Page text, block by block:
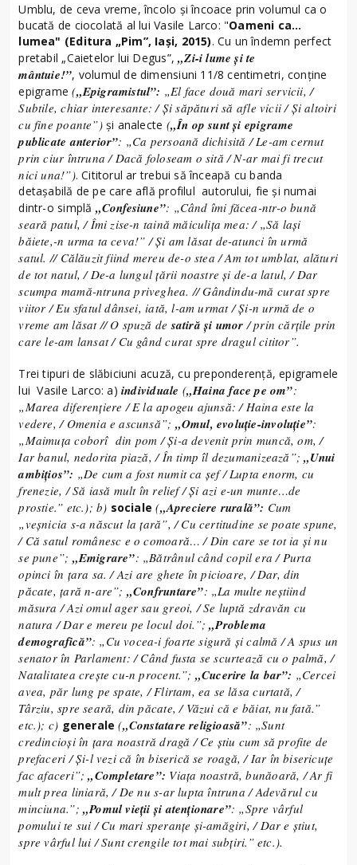
Umblu, de ceva vreme, încolo şi încoace prin volumul ca o
bucată de ciocolată al lui Vasile Larco: "Oameni ca…
lumea" (Editura „Pim”, Iaşi, 2015). Cu un îndemn perfect
pretabil „Caietelor lui Degus”,„Zi-i lume şi te
mântuie!”, volumul de dimensiuni 11/8 centimetri, conţine
epigrame(„Epigramistul”: „El face două mari servicii, /
Subtile, chiar interesante: / Şi săpături să afle vicii / Şi altoiri
cu fine poante”)şi analecte („În op sunt şi epigrame
publicate anterior”: „Ca persoană dichisită / Le-am cernut
prin ciur întruna / Dacă foloseam o sită / N-ar mai fi trecut
nici una!”). Cititorul ar trebui să înceapă cu banda
detaşabilă de pe care află profilul autorului, fie şi numai
dintr-o simplă „Confesiune”: „Când îmi făcea-ntr-o bună
seară patul, / Îmi zise-n taină măiculiţa mea: / „Să laşi
băiete,-n urma ta ceva!” / Şi am lăsat de-atunci în urmă
satul. // Călăuzit fiind mereu de-o stea / Am tot umblat, alături
de tot natul, / De-a lungul ţării noastre şi de-a latul, / Dar
scumpa mamă-ntruna priveghea. // Gândindu-mă curat spre
viitor / Eu sfatul dânsei, iată, l-am urmat / Şi-n urmă de o
vreme am lăsat // O spuză de satiră şi umor / prin cărţile prin
care le-am lansat / Cu gând curat spre dragul cititor”.
Trei tipuri de slăbiciuni acuză, cu preponderenţă, epigramele
lui Vasile Larco: a) individuale („Haina face pe om”:
„Marea diferenţiere / E la apogeu ajunsă: / Haina este la
vedere, / Omenia e ascunsă”; „Omul, evoluţie-involuţie”:
„Maimuţa coborî din pom / Şi-a devenit prin muncă, om, /
Iar banul, nedorita piază, / În timp îl dezumanizează”; „Unui
ambiţios”: „De cum a fost numit ca şef / Lupta enorm, cu
frenezie, / Să iasă mult în relief / Şi azi e-un munte…de
prostie.” etc.); b) sociale („Apreciere rurală”: Cum
„veşnicia s-a născut la ţară”, / Cu certitudine se poate spune,
/ Că satul românesc e o comoară… / Din care se tot ia şi nu
se pune”; „Emigrare”: „Bătrânul când copil era / Purta
opinci în ţara sa. / Azi are ghete în picioare, / Dar, din
păcate, ţară n-are”; „Confruntare”: „La multe neştiind
măsura / Azi omul ager sau greoi, / Se luptă zdravăn cu
natura / Dar e mereu pe locul doi.”; „Problema
demografică”: „Cu vocea-i foarte sigură şi calmă / A spus un
senator în Parlament: / Când fusta se scurtează cu o palmă, /
Natalitatea creşte cu-n procent.”; „Cucerire la bar”: „Cercei
avea, păr lung pe spate, / Flirtam, ea se lăsa curtată, /
Târziu, spre seară, din păcate, / Văzui că e băiat, nu fată.”
etc.); c) generale(„Constatare religioasă”: „Sunt
credincioşi în ţara noastră dragă / Ce ştiu cum să profite de
prefaceri / Şi-l vezi că în biserică se roagă, / Iar în bisericuţe
fac afaceri”;„Completare”: Viaţa noastră, bunăoară, / Ar fi
mult prea liniară, / De nu s-ar lupta întruna / Adevărul cu
minciuna.”; „Pomul vieţii şi atenţionare”: „Spre vârful
pomului te sui / Cu mari speranţe şi-amăgiri, / Dar e ştiut,
spre vârful lui / Sunt crengile tot mai subţiri.” etc.).